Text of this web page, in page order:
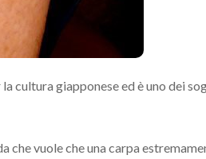
cultura giapponese ed è uno dei
che vuole che una carpa